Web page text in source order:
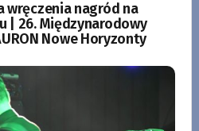
wręczenia nagród na
| 26. Międzynarodowy
Nowe Horyzonty